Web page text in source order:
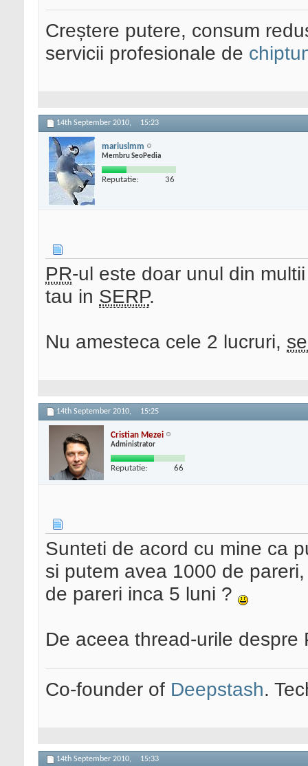
Creștere putere, consum
servicii profesionale de
14th September 2010, 15:23
mariuslmm
Membru SeoPedia
Reputatie: 36
PR-ul este doar unul din
tau in SERP.
Nu amesteca cele 2 lucruri,
14th September 2010, 15:25
Cristian Mezei
Administrator
Reputatie: 66
Sunteti de acord cu mine ca
si putem avea 1000 de
de pareri inca 5 luni ?
De aceea thread-urile
Co-founder of Deepstash.
14th September 2010, 15:33